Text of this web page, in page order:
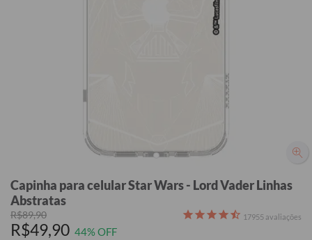
Capinha para celular Star Wars - Lord Vader Linhas
Abstratas
R$89,90
R$49,90 44% OFF
17955 avaliações